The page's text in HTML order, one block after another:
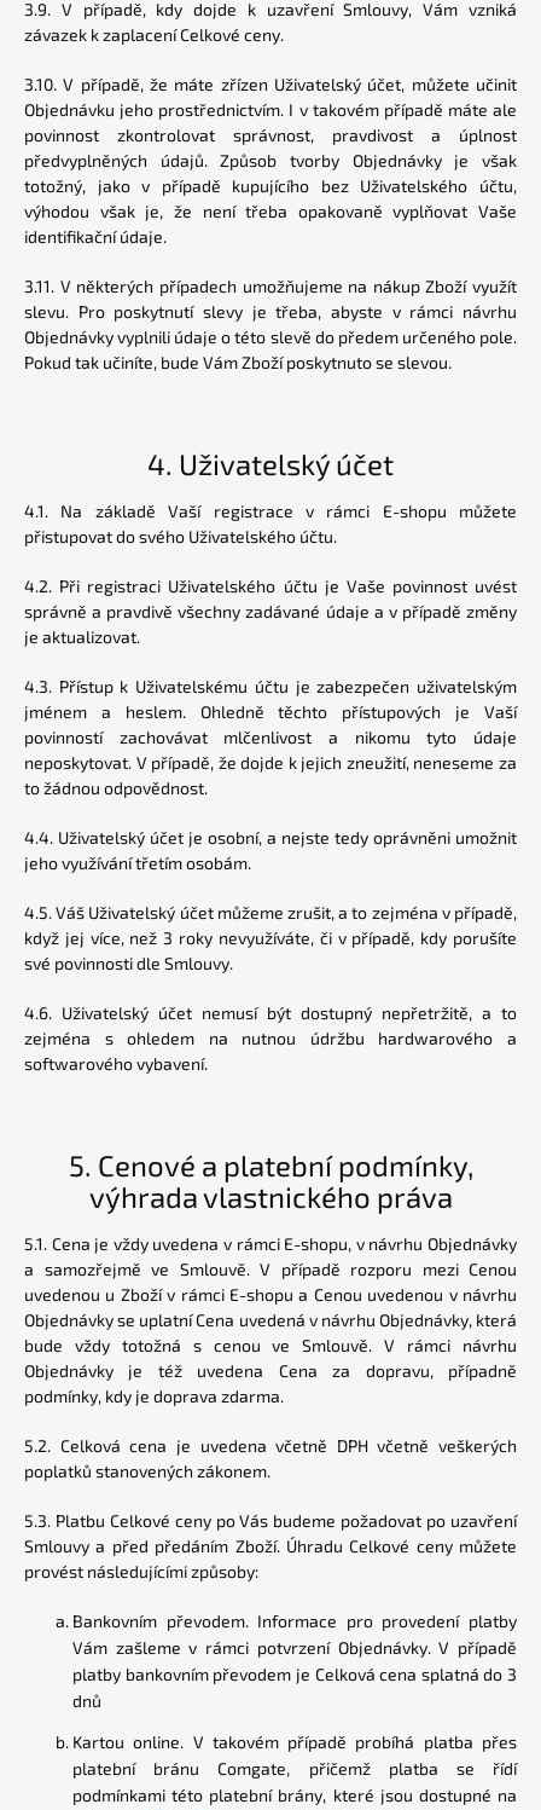
3.9. V případě, kdy dojde k uzavření Smlouvy, Vám vzniká
závazek k zaplacení Celkové ceny.
3.10. V případě, že máte zřízen Uživatelský účet, můžete učinit
Objednávku jeho prostřednictvím. I v takovém případě máte ale
povinnost zkontrolovat správnost, pravdivost a úplnost
předvyplněných údajů. Způsob tvorby Objednávky je však
totožný, jako v případě kupujícího bez Uživatelského účtu,
výhodou však je, že není třeba opakovaně vyplňovat Vaše
identifikační údaje.
3.11. V některých případech umožňujeme na nákup Zboží využít
slevu. Pro poskytnutí slevy je třeba, abyste v rámci návrhu
Objednávky vyplnili údaje o této slevě do předem určeného pole.
Pokud tak učiníte, bude Vám Zboží poskytnuto se slevou.
4. Uživatelský účet
4.1. Na základě Vaší registrace v rámci E-shopu můžete
přistupovat do svého Uživatelského účtu.
4.2. Při registraci Uživatelského účtu je Vaše povinnost uvést
správně a pravdivě všechny zadávané údaje a v případě změny
je aktualizovat.
4.3. Přístup k Uživatelskému účtu je zabezpečen uživatelským
jménem a heslem. Ohledně těchto přístupových je Vaší
povinností zachovávat mlčenlivost a nikomu tyto údaje
neposkytovat. V případě, že dojde k jejich zneužití, neneseme za
to žádnou odpovědnost.
4.4. Uživatelský účet je osobní, a nejste tedy oprávněni umožnit
jeho využívání třetím osobám.
4.5. Váš Uživatelský účet můžeme zrušit, a to zejména v případě,
když jej více, než 3 roky nevyužíváte, či v případě, kdy porušíte
své povinnosti dle Smlouvy.
4.6. Uživatelský účet nemusí být dostupný nepřetržitě, a to
zejména s ohledem na nutnou údržbu hardwarového a
softwarového vybavení.
5. Cenové a platební podmínky,
výhrada vlastnického práva
5.1. Cena je vždy uvedena v rámci E-shopu, v návrhu Objednávky
a samozřejmě ve Smlouvě. V případě rozporu mezi Cenou
uvedenou u Zboží v rámci E-shopu a Cenou uvedenou v návrhu
Objednávky se uplatní Cena uvedená v návrhu Objednávky, která
bude vždy totožná s cenou ve Smlouvě. V rámci návrhu
Objednávky je též uvedena Cena za dopravu, případně
podmínky, kdy je doprava zdarma.
5.2. Celková cena je uvedena včetně DPH včetně veškerých
poplatků stanovených zákonem.
5.3. Platbu Celkové ceny po Vás budeme požadovat po uzavření
Smlouvy a před předáním Zboží. Úhradu Celkové ceny můžete
provést následujícími způsoby:
Bankovním převodem. Informace pro provedení platby
Vám zašleme v rámci potvrzení Objednávky. V případě
platby bankovním převodem je Celková cena splatná do 3
dnů
Kartou online. V takovém případě probíhá platba přes
platební bránu Comgate, přičemž platba se řídí
podmínkami této platební brány, které jsou dostupné na